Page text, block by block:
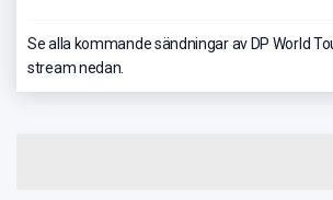
Se alla kommande sändningar av DP World
stream nedan.